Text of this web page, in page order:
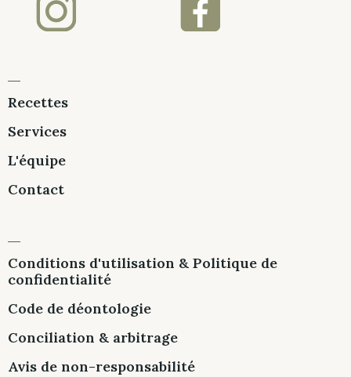
Recettes
Services
L'équipe
Contact
Conditions d'utilisation & Politique de
confidentialité
Code de déontologie
Conciliation & arbitrage
Avis de non-responsabilité